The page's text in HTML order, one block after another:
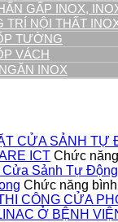
GẤP INOX,
TRÍ NỘI THẤT
TƯỜNG
VÁCH
INOX
CỬA SẢNH TỰ
ICT Chức
Sảnh Tự
Chức năng
CÔNG CỬA
Ở BỆNH